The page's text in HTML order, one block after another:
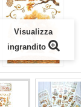
Visualizza
ingrandito